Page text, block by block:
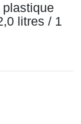
litres / 1